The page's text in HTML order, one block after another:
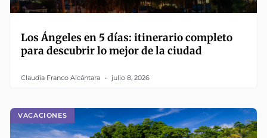
Los Ángeles en 5 días: itinerario completo
para descubrir lo mejor de la ciudad
Claudia Franco Alcántara julio 8, 2026
VACACIONES